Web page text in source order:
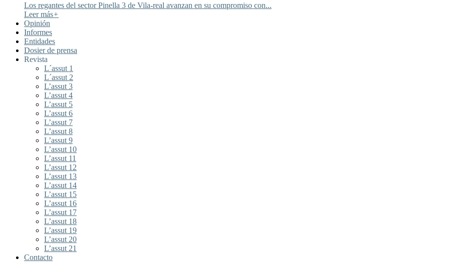
Los regantes del sector Pinella 3 de Vila-real avanzan en su compromiso con...
Leer más+
Opinión
Informes
Entidades
Dosier de prensa
Revista
L´assut 1
L´assut 2
L’assut 3
L’assut 4
L’assut 5
L’assut 6
L’assut 7
L’assut 8
L’assut 9
L’assut 10
L’assut 11
L’assut 12
L’assut 13
L’assut 14
L’assut 15
L’assut 16
L’assut 17
L’assut 18
L’assut 19
L’assut 20
L’assut 21
Contacto